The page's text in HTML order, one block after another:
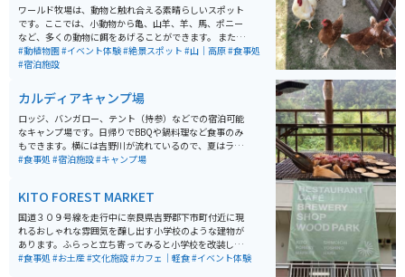
ワールド牧場は、動物と触れ合える素晴らしいスポット
です。ここでは、小動物から亀、山羊、羊、馬、ポニー
など、多くの動物に餌をあげることができます。 また、
羊や山羊がいるゾーンでは、触れ合いが楽しめます。犬
や猫との触れ合いスペースもあり、さらに犬の散歩体験
て行くこともできますし、小さいですがドッグランもあ
るので、おすすめで。
#動植物園#イベント体験#絶景スポット #山｜高原#食事処
#宿泊施設
カルディアキャンプ場
ロッジ、バンガロー、テント（持参）などでの宿泊可能
なキャンプ場です。日帰りでBBQや鍋料理など食事のみ
もできます。横には吉野川が流れているので、夏はライ
フジャケットをレンタルし泳ぐこともできます。最近、
#食事処 #宿泊施設#キャンプ場
KITO FOREST MARKET
国道３０９号線を走行中に奈良県吉野郡下市町付近に現
れるおしゃれな雰囲気を醸し出す小学校のような建物が
あります。ふらっと立ち寄ってみると小学校を改装した
複合型体験施設で、地元の農産物やデザイン商品の販
#食事処 #お土産#文化施設#カフェ｜軽食#イベント体験